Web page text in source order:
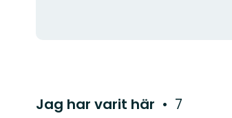
Jag har varit här 7